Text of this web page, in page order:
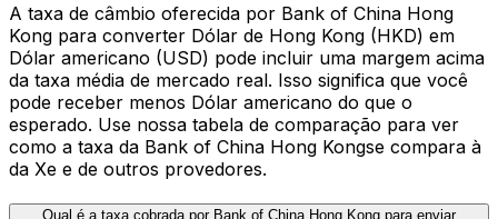
A taxa de câmbio oferecida por Bank of China Hong
Kong para converter Dólar de Hong Kong (HKD) em
Dólar americano (USD) pode incluir uma margem acima
da taxa média de mercado real. Isso significa que você
pode receber menos Dólar americano do que o
esperado. Use nossa tabela de comparação para ver
como a taxa da Bank of China Hong Kongse compara à
da Xe e de outros provedores.
Qual é a taxa cobrada por Bank of China Hong Kong para enviar